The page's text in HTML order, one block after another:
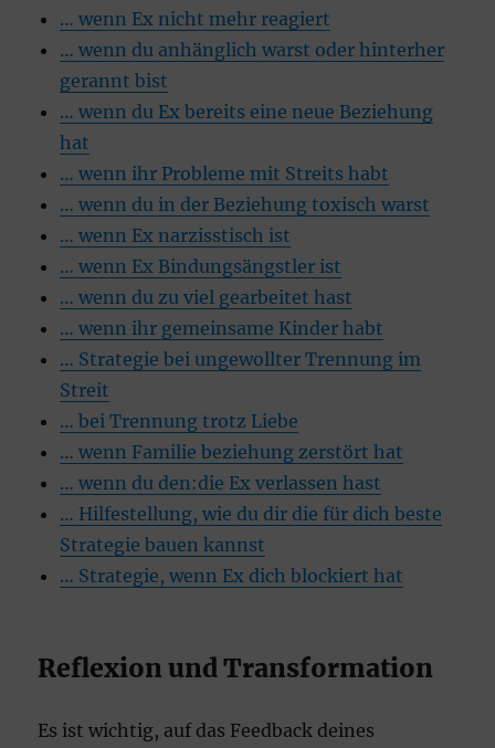
… wenn Ex nicht mehr reagiert
… wenn du anhänglich warst oder hinterher
gerannt bist
… wenn du Ex bereits eine neue Beziehung
hat
… wenn ihr Probleme mit Streits habt
… wenn du in der Beziehung toxisch warst
… wenn Ex narzisstisch ist
… wenn Ex Bindungsängstler ist
… wenn du zu viel gearbeitet hast
… wenn ihr gemeinsame Kinder habt
… Strategie bei ungewollter Trennung im
Streit
… bei Trennung trotz Liebe
… wenn Familie beziehung zerstört hat
… wenn du den:die Ex verlassen hast
… Hilfestellung, wie du dir die für dich beste
Strategie bauen kannst
… Strategie, wenn Ex dich blockiert hat
Reflexion und Transformation
Es ist wichtig, auf das Feedback deines